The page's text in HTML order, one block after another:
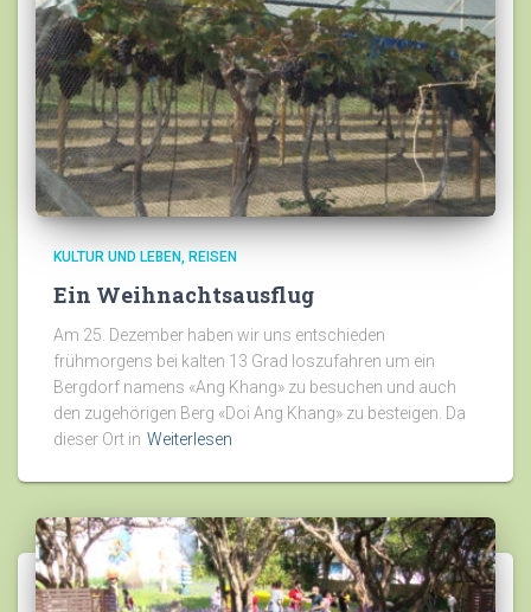
KULTUR UND LEBEN REISEN
Ein Weihnachtsausflug
Am 25. Dezember haben wir uns entschieden
frühmorgens bei kalten 13 Grad loszufahren um ein
Bergdorf namens «Ang Khang» zu besuchen und auch
den zugehörigen Berg «Doi Ang Khang» zu besteigen. Da
dieser Ort in Weiterlesen